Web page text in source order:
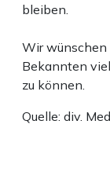
bleiben.
Wir wünschen
Bekannten
zu können.
Quelle: div.